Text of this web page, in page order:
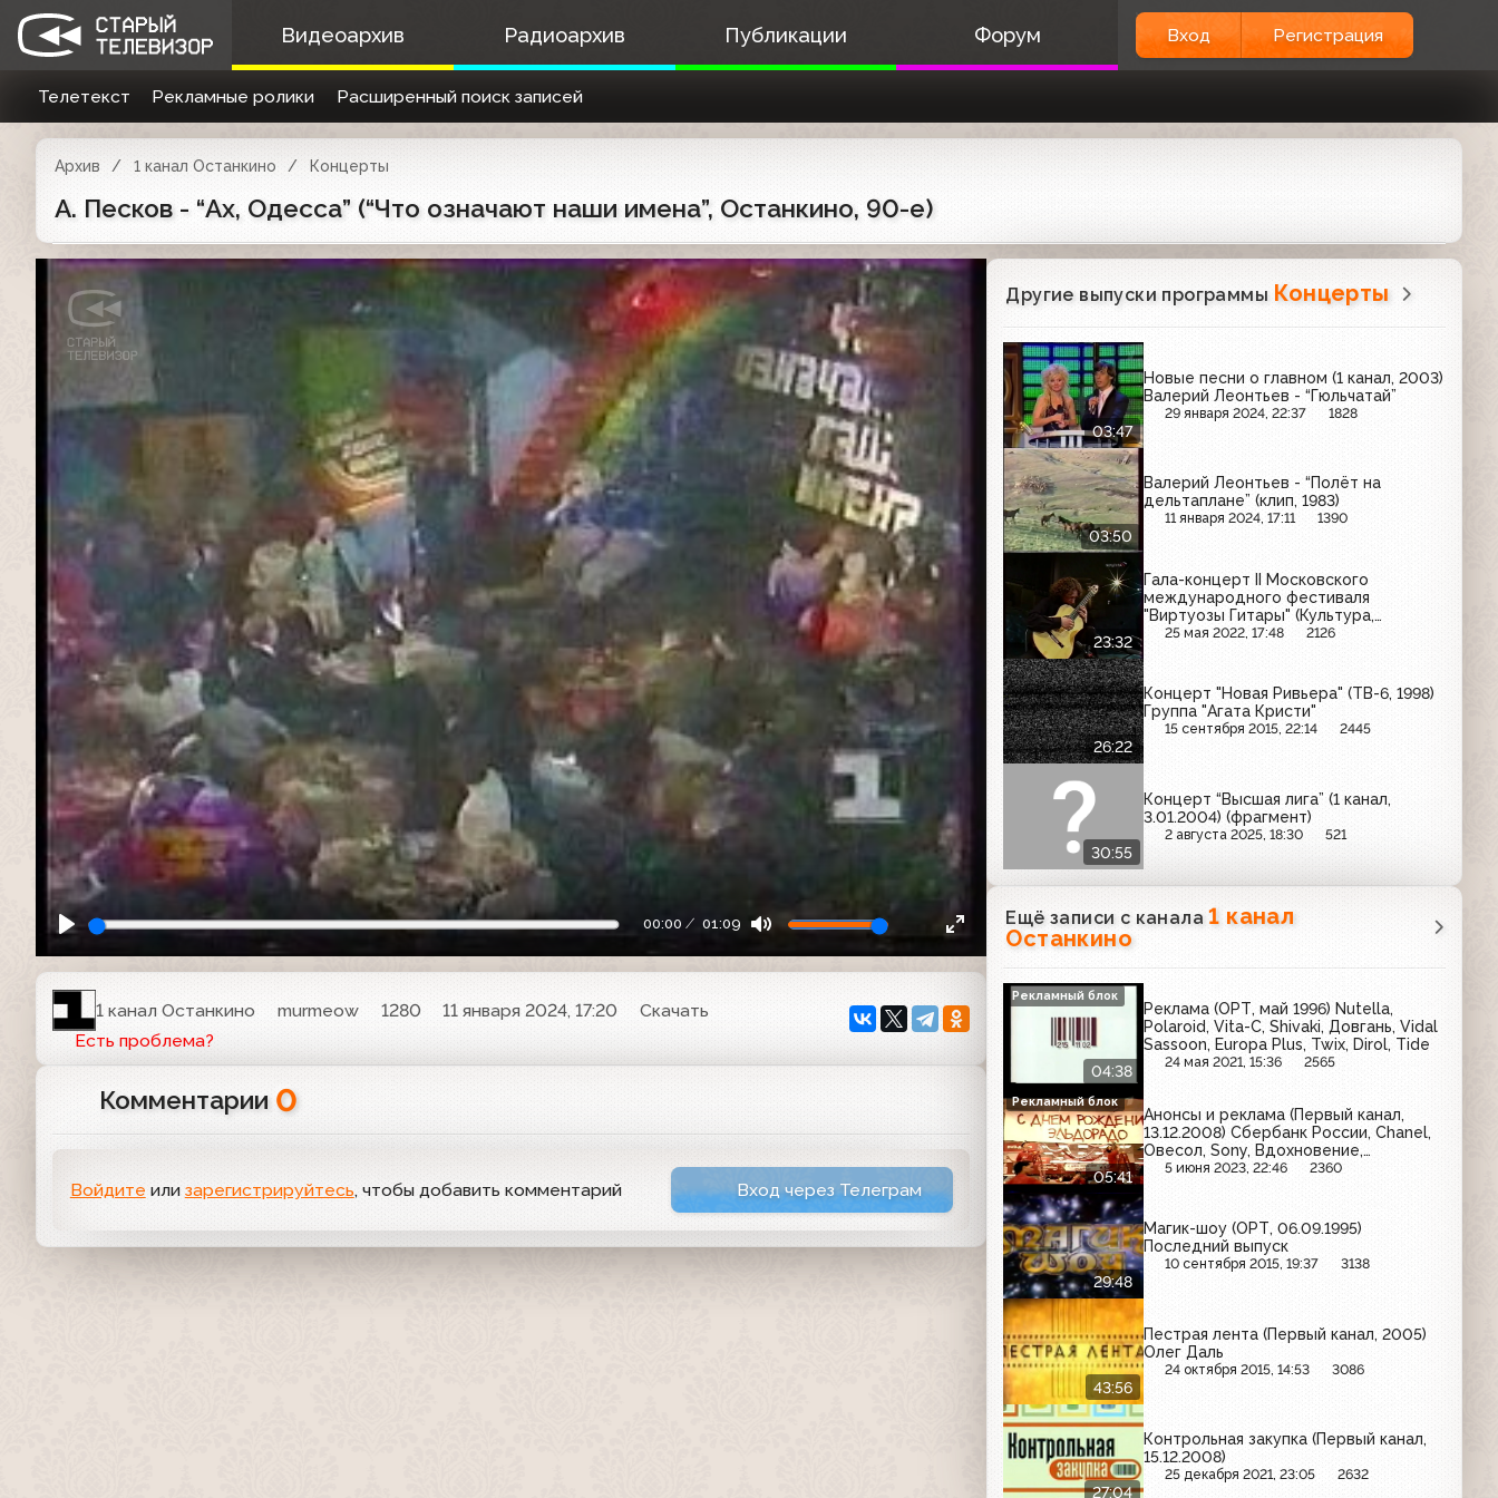
Видеоархив Радиоархив Публикации Форум Вход Регистрация
Телетекст Рекламные ролики Расширенный поиск записей
Архив 1 канал Останкино Концерты
А. Песков - “Ах, Одесса” (“Что означают наши имена”, Останкино, 90-е)
00:00 01:09
1 канал Останкино murmeow 1280 11 января 2024, 17:20
Скачать
Есть проблема?
Комментарии 0
Войдите или зарегистрируйтесь, чтобы добавить комментарий Вход через Телеграм
Другие выпуски программы Концерты
03:47
Новые песни о главном (1 канал, 2003)
Валерий Леонтьев - “Гюльчатай”
29 января 2024, 22:37 1828
03:50
Валерий Леонтьев - “Полёт на
дельтаплане” (клип, 1983)
11 января 2024, 17:11 1390
23:32
Гала-концерт II Московского
международного фестиваля
"Виртуозы Гитары" (Культура,
16.05.2007)
25 мая 2022, 17:48 2126
26:22
Концерт "Новая Ривьера" (ТВ-6, 1998)
Группа "Агата Кристи"
15 сентября 2015, 22:14 2445
30:55
Концерт “Высшая лига” (1 канал,
3.01.2004) (фрагмент)
2 августа 2025, 18:30 521
Ещё записи с канала1 канал
Останкино
04:38
Реклама (ОРТ, май 1996) Nutella,
Polaroid, Vita-C, Shivaki, Довгань, Vidal
Sassoon, Europa Plus, Twix, Dirol, Tide
24 мая 2021, 15:36 2565
Рекламный блок
05:41
Анонсы и реклама (Первый канал,
13.12.2008) Сбербанк России, Chanel,
Овесол, Sony, Вдохновение,
Тройчатка Эвалар, Avon, Турбослим,
5 июня 2023, 22:46 2360
Рекламный блок
29:48
Магик-шоу (ОРТ, 06.09.1995)
Последний выпуск
10 сентября 2015, 19:37 3138
43:56
Пестрая лента (Первый канал, 2005)
Олег Даль
24 октября 2015, 14:53 3086
27:04
Контрольная закупка (Первый канал,
15.12.2008)
25 декабря 2021, 23:05 2632